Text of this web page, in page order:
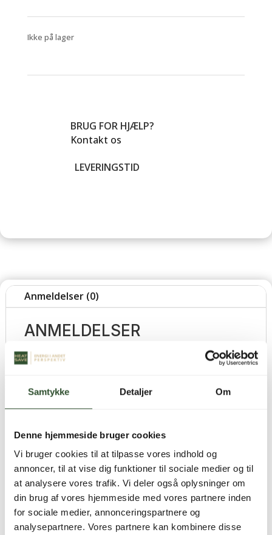
Samtykke Detaljer Om
Denne hjemmeside bruger cookies
Vi bruger cookies til at tilpasse vores indhold og
annoncer, til at vise dig funktioner til sociale medier og til
at analysere vores trafik. Vi deler også oplysninger om
din brug af vores hjemmeside med vores partnere inden
for sociale medier, annonceringspartnere og
analysepartnere. Vores partnere kan kombinere disse
Ikke på lager
BRUG FOR HJÆLP?
Kontakt os
LEVERINGSTID
Anmeldelser (0)
ANMELDELSER
Overstrømningsventil VKL 3/4″”
Din e-mailadresse vil ikke blive publiceret.
Din bedømmelse*
Din anmeldelse *